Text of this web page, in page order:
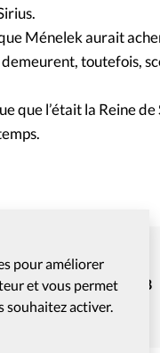
pour améliorer
et vous permet
souhaitez activer.
Ménelek aurait
toutefois,
que l’était la Reine de
– Juillet-Août 2008